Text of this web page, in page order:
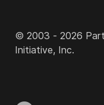
© 2003 - 2026
Initiative, Inc.